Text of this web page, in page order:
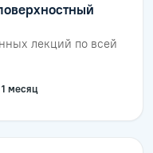
лекций по всей
месяц